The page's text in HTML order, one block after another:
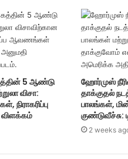
5 ஆண்டு
விசா:
ஹோர்முஸ்
தாக்குதல்
பாலங்கள்,
குண்டுவீச்சு:
2 weeks